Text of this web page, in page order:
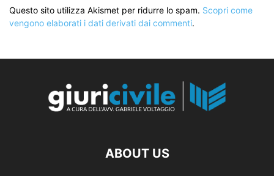
Questo sito utilizza Akismet per ridurre lo spam. Scopri come
vengono elaborati i dati derivati dai commenti.
ABOUT US